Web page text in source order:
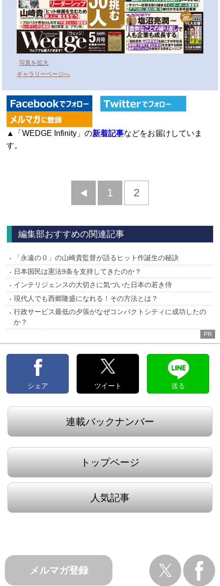
写真を拡大
ギャラリーページへ
▲「WEDGE Infinity」の新着記事などをお届けしていま
す。
前
1 2
編集部おすすめの関連記事
「永遠の０」の山崎貴監督が語るヒット作誕生の秘訣
日本国民は憲法9条を支持してきたのか？
インテリジェンスの大切さに気づいた日本の若き侍
現代人でも西郷隆盛になれる！その方法とは？
行政サービス最低の夕張がなぜコンパクトシティに成功したの
か？
PR
シェア ツイート 送る
連載バックナンバー
トップページ
人気記事
メルマガ登録